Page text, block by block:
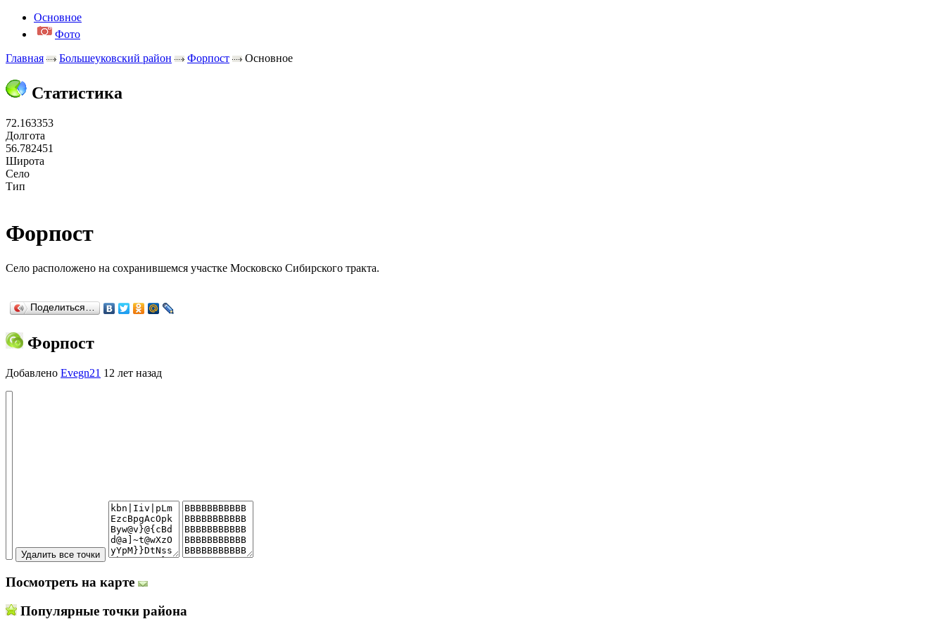
Основное
Фото
Главная
Большеуковский район Форпост Основное
Статистика
72.163353
Долгота
56.782451
Широта
Село
Тип
Форпост
Село расположено на сохранившемся участке Московско Сибирского тракта.
Поделиться…
Форпост
Добавлено Evegn21 12 лет назад
Посмотреть на карте
Популярные точки района